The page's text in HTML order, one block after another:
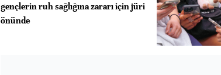
gençlerin ruh sağlığına zararı için jüri
önünde